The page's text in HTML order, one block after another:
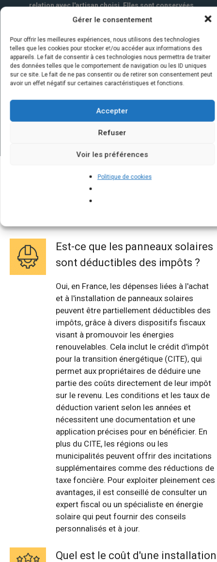
Gérer le consentement
Pour offrir les meilleures expériences, nous utilisons des technologies
telles que les cookies pour stocker et/ou accéder aux informations des
appareils. Le fait de consentir à ces technologies nous permettra de traiter
des données telles que le comportement de navigation ou les ID uniques
sur ce site. Le fait de ne pas consentir ou de retirer son consentement peut
avoir un effet négatif sur certaines caractéristiques et fonctions.
Accepter
Refuser
Voir les préférences
Politique de cookies
relation avec l'artisan choisi. Elles sont conservées
un an par la société Marketizi SAS et destinées au
service commercial.*
Quelques infos sur nos centrales
solaires : questions et réponses
Est-ce que les panneaux solaires
sont déductibles des impôts ?
Oui, en France, les dépenses liées à l'achat
et à l'installation de panneaux solaires
peuvent être partiellement déductibles des
impôts, grâce à divers dispositifs fiscaux
visant à promouvoir les énergies
renouvelables. Cela inclut le crédit d'impôt
pour la transition énergétique (CITE), qui
permet aux propriétaires de déduire une
partie des coûts directement de leur impôt
sur le revenu. Les conditions et les taux de
déduction varient selon les années et
nécessitent une documentation et une
application précises pour en bénéficier. En
plus du CITE, les régions ou les
municipalités peuvent offrir des incitations
supplémentaires comme des réductions de
taxe foncière. Pour exploiter pleinement ces
avantages, il est conseillé de consulter un
expert fiscal ou un spécialiste en énergie
solaire qui peut fournir des conseils
personnalisés et à jour.
Quel est le coût d'une installation